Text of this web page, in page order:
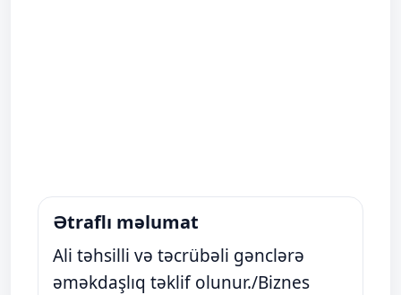
Ətraflı məlumat
Ali təhsilli və təcrübəli gənclərə
əməkdaşlıq təklif olunur./Biznes